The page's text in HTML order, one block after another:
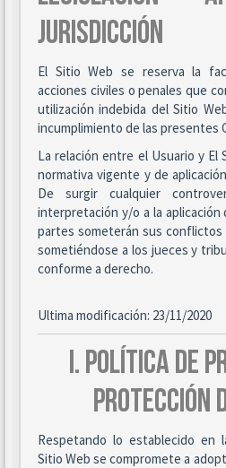
JURISDICCIÓN
El Sitio Web se reserva la
acciones civiles o penales que
utilización indebida del Sitio
incumplimiento de las presentes
La relación entre el Usuario y El
normativa vigente y de
De surgir cualquier
interpretación y/o a la aplicación
partes someterán sus conflictos
sometiéndose a los jueces y
conforme a derecho.
Ultima modificación: 23/11/2020
I. POLÍTICA DE
PROTECCIÓN
Respetando lo establecido en
Sitio Web se compromete a